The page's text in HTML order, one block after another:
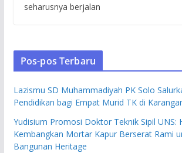
seharusnya berjalan
Pos-pos Terbaru
Lazismu SD Muhammadiyah PK Solo
Pendidikan bagi Empat Murid TK di
Yudisium Promosi Doktor Teknik Sipil UNS:
Kembangkan Mortar Kapur Berserat Rami
Bangunan Heritage